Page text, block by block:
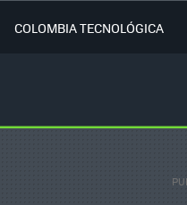
COLOMBIA TECNOLÓGICA